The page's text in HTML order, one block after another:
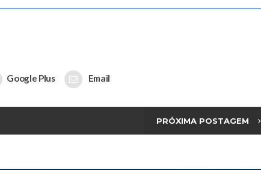
Google Plus Email
PRÓXIMA POSTAGEM